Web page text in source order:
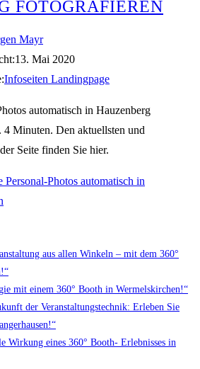
FOTOGRAFIEREN
Mayr
13. Mai 2020
Infoseiten Landingpage
automatisch in Hauzenberg
4 Minuten. Den aktuellsten und
Seite finden Sie hier.
Personal-Photos automatisch in
aus allen Winkeln – mit dem 360°
mit einem 360° Booth in Wermelskirchen!“
der Veranstaltungstechnik: Erleben Sie
Wirkung eines 360° Booth- Erlebnisses in